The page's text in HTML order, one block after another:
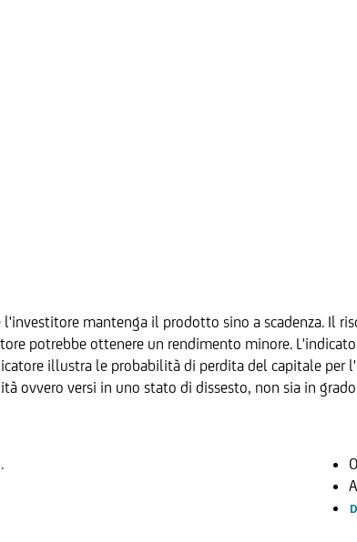
l'investitore mantenga il prodotto sino a scadenza.
potrebbe ottenere un rendimento minore.
illustra le probabilità di perdita del capitale
ovvero versi in uno stato di dissesto, non sia in